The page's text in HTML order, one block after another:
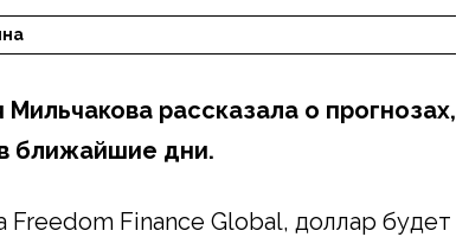
рассказала о прогнозах,
ближайшие дни.
Finance Global, доллар будет